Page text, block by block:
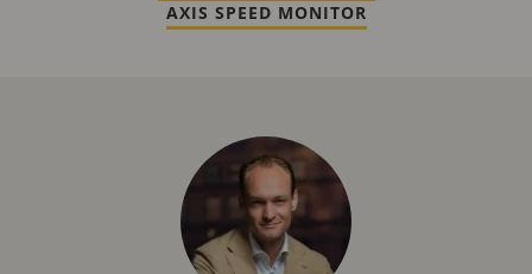
AXIS SPEED MONITOR